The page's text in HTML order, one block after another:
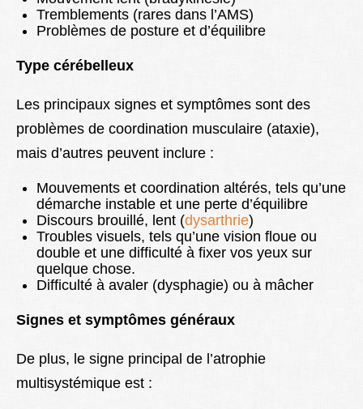
Tremblements (rares dans l’AMS)
Problèmes de posture et d’équilibre
Type cérébelleux
Les principaux signes et symptômes sont des
problèmes de coordination musculaire (ataxie),
mais d’autres peuvent inclure :
Mouvements et coordination altérés, tels qu’une
démarche instable et une perte d’équilibre
Discours brouillé, lent (dysarthrie)
Troubles visuels, tels qu’une vision floue ou
double et une difficulté à fixer vos yeux sur
quelque chose.
Difficulté à avaler (dysphagie) ou à mâcher
Signes et symptômes généraux
De plus, le signe principal de l’atrophie
multisystémique est :